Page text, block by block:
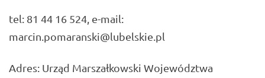
tel: 81 44 16 524, e-mail:
marcin.pomaranski@lubelskie.pl
Adres: Urząd Marszałkowski Województwa